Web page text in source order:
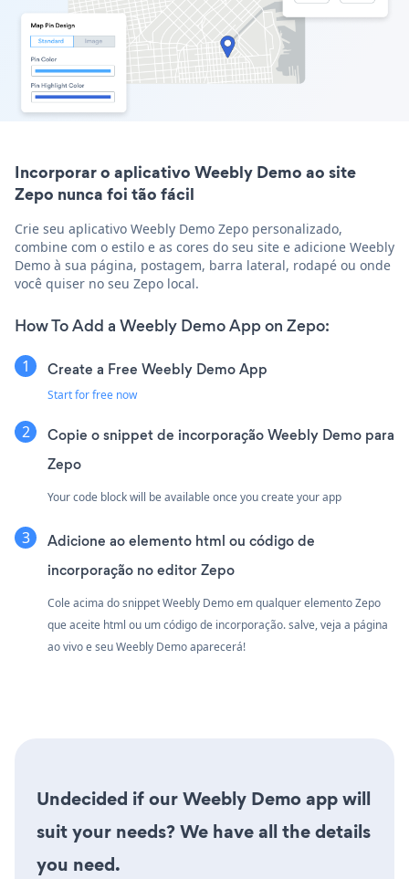
Incorporar o aplicativo Weebly Demo ao site
Zepo nunca foi tão fácil
Crie seu aplicativo Weebly Demo Zepo personalizado,
combine com o estilo e as cores do seu site e adicione Weebly
Demo à sua página, postagem, barra lateral, rodapé ou onde
você quiser no seu Zepo local.
How To Add a Weebly Demo App on Zepo:
Create a Free Weebly Demo App
Start for free now
Copie o snippet de incorporação Weebly Demo para
Zepo
Your code block will be available once you create your app
Adicione ao elemento html ou código de
incorporação no editor Zepo
Cole acima do snippet Weebly Demo em qualquer elemento Zepo
que aceite html ou um código de incorporação. salve, veja a página
ao vivo e seu Weebly Demo aparecerá!
Undecided if our Weebly Demo app will
suit your needs? We have all the details
you need.